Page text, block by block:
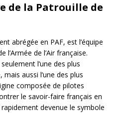
de la Patrouille de
abrégée en PAF, est l’équipe
l’Armée de l’Air française.
l’une des plus
aussi l’une des plus
composée de pilotes
le savoir-faire français en
devenue le symbole